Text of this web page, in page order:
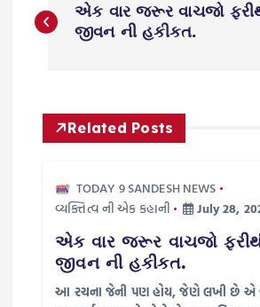
o
t
એક વાર જરૂર વાચજો
જીવન ની હકીકત.
Related Posts
TODAY 9 SANDESH NEWS
વ્યક્તિત્વ ની એક કહાની
July 28,
એક વાર જરૂર વાચજો
જીવન ની હકીકત.
આ રચના જેની પણ હોય, જેણે લખી છે એ